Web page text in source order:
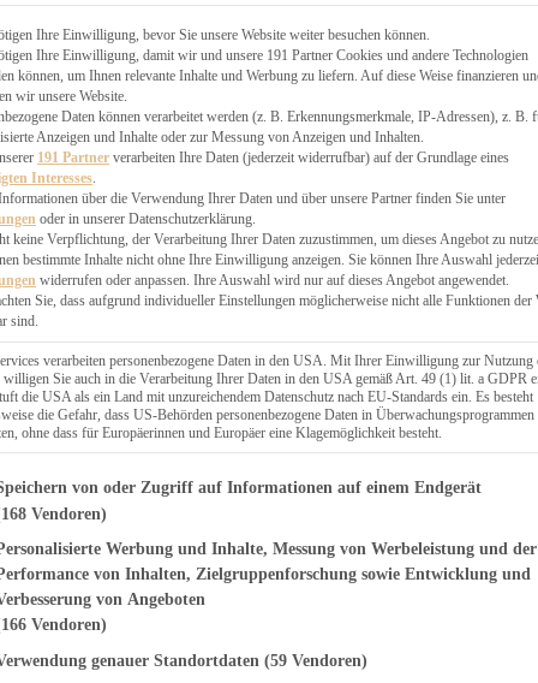
KÄSEKUCHEN
Ihre Einwilligung, bevor Sie unsere Website weiter besuchen können.
Ihre Einwilligung, damit wir und unsere 191 Partner Cookies und andere Technologien
können, um Ihnen relevante Inhalte und Werbung zu liefern. Auf diese Weise finanzieren
wir unsere Website.
Daten können verarbeitet werden (z. B. Erkennungsmerkmale, IP-Adressen), z. B.
Anzeigen und Inhalte oder zur Messung von Anzeigen und Inhalten.
191 Partner verarbeiten Ihre Daten (jederzeit widerrufbar) auf der Grundlage eines
Interesses.
über die Verwendung Ihrer Daten und über unsere Partner finden Sie unter
oder in unserer Datenschutzerklärung.
keine Verpflichtung, der Verarbeitung Ihrer Daten zuzustimmen, um dieses Angebot zu
bestimmte Inhalte nicht ohne Ihre Einwilligung anzeigen. Sie können Ihre Auswahl
widerrufen oder anpassen. Ihre Auswahl wird nur auf dieses Angebot angewendet.
Sie, dass aufgrund individueller Einstellungen möglicherweise nicht alle Funktionen der
sind.
verarbeiten personenbezogene Daten in den USA. Mit Ihrer Einwilligung zur Nutzung
willigen Sie auch in die Verarbeitung Ihrer Daten in den USA gemäß Art. 49 (1) lit. a GDPR
die USA als ein Land mit unzureichendem Datenschutz nach EU-Standards ein. Es besteht
die Gefahr, dass US-Behörden personenbezogene Daten in Überwachungsprogrammen
ohne dass für Europäerinnen und Europäer eine Klagemöglichkeit besteht.
finden Sie eine Liste der Zwecke des IAB Transparency and
von oder Zugriff auf Informationen auf einem Endgerät
Vendoren)
Werbung und Inhalte, Messung von Werbeleistung und der
von Inhalten, Zielgruppenforschung sowie Entwicklung und
von Angeboten
Vendoren)
genauer Standortdaten (59 Vendoren)